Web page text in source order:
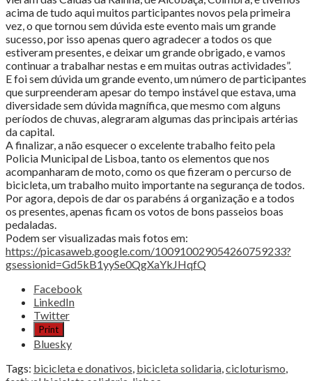
acima de tudo aqui muitos participantes novos pela primeira
vez, o que tornou sem dúvida este evento mais um grande
sucesso, por isso apenas quero agradecer a todos os que
estiveram presentes, e deixar um grande obrigado, e vamos
continuar a trabalhar nestas e em muitas outras actividades”.
E foi sem dúvida um grande evento, um número de participantes
que surpreenderam apesar do tempo instável que estava, uma
diversidade sem dúvida magnífica, que mesmo com alguns
períodos de chuvas, alegraram algumas das principais artérias
da capital.
A finalizar, a não esquecer o excelente trabalho feito pela
Policia Municipal de Lisboa, tanto os elementos que nos
acompanharam de moto, como os que fizeram o percurso de
bicicleta, um trabalho muito importante na segurança de todos.
Por agora, depois de dar os parabéns á organização e a todos
os presentes, apenas ficam os votos de bons passeios boas
pedaladas.
Podem ser visualizadas mais fotos em:
https://picasaweb.google.com/100910029054260759233?
gsessionid=Gd5kB1yySe0QgXaYkJHqfQ
Share
post
"“Ciclistas
solidários
doaram
700
Facebook
LinkedIn
Twitter
Print
Bluesky
Tags: bicicleta e donativos, bicicleta solidaria,cicloturismo,